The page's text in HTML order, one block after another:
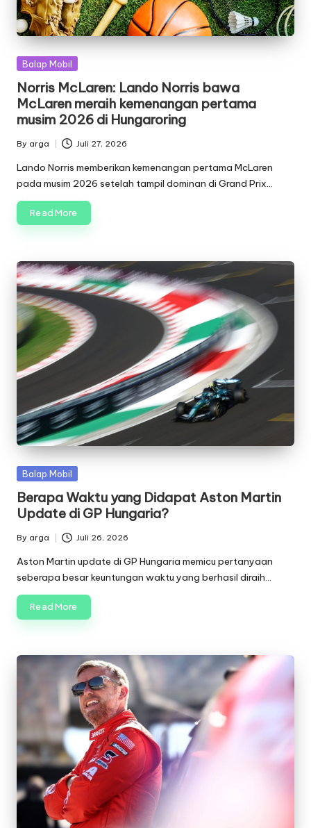
Posted
Balap Mobil
Norris McLaren: Lando Norris bawa
McLaren meraih kemenangan pertama
musim 2026 di Hungaroring
Posted
by
By arga Juli 27, 2026
Lando Norris memberikan kemenangan pertama McLaren
pada musim 2026 setelah tampil dominan di Grand Prix…
Read More
Posted
Balap Mobil
Berapa Waktu yang Didapat Aston Martin
Update di GP Hungaria?
Posted
by
By arga Juli 26, 2026
Aston Martin update di GP Hungaria memicu pertanyaan
seberapa besar keuntungan waktu yang berhasil diraih…
Read More